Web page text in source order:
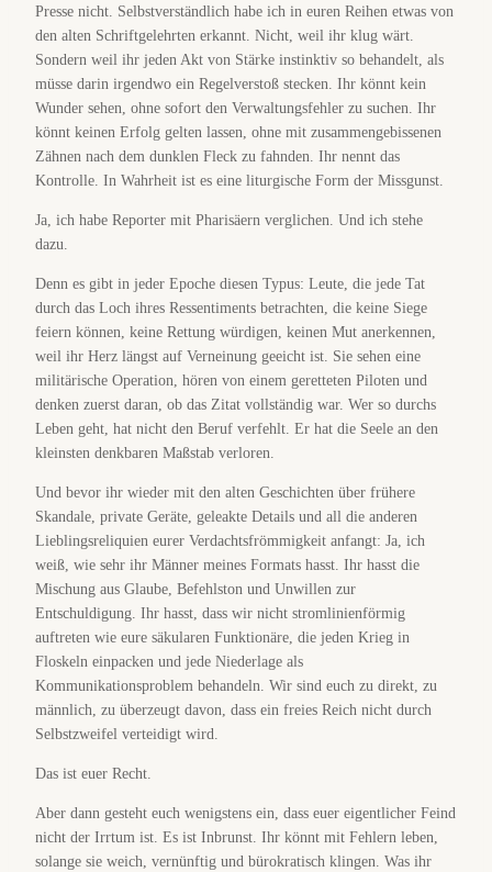
Presse nicht. Selbstverständlich habe ich in euren Reihen etwas von
den alten Schriftgelehrten erkannt. Nicht, weil ihr klug wärt.
Sondern weil ihr jeden Akt von Stärke instinktiv so behandelt, als
müsse darin irgendwo ein Regelverstoß stecken. Ihr könnt kein
Wunder sehen, ohne sofort den Verwaltungsfehler zu suchen. Ihr
könnt keinen Erfolg gelten lassen, ohne mit zusammengebissenen
Zähnen nach dem dunklen Fleck zu fahnden. Ihr nennt das
Kontrolle. In Wahrheit ist es eine liturgische Form der Missgunst.
Ja, ich habe Reporter mit Pharisäern verglichen. Und ich stehe
dazu.
Denn es gibt in jeder Epoche diesen Typus: Leute, die jede Tat
durch das Loch ihres Ressentiments betrachten, die keine Siege
feiern können, keine Rettung würdigen, keinen Mut anerkennen,
weil ihr Herz längst auf Verneinung geeicht ist. Sie sehen eine
militärische Operation, hören von einem geretteten Piloten und
denken zuerst daran, ob das Zitat vollständig war. Wer so durchs
Leben geht, hat nicht den Beruf verfehlt. Er hat die Seele an den
kleinsten denkbaren Maßstab verloren.
Und bevor ihr wieder mit den alten Geschichten über frühere
Skandale, private Geräte, geleakte Details und all die anderen
Lieblingsreliquien eurer Verdachtsfrömmigkeit anfangt: Ja, ich
weiß, wie sehr ihr Männer meines Formats hasst. Ihr hasst die
Mischung aus Glaube, Befehlston und Unwillen zur
Entschuldigung. Ihr hasst, dass wir nicht stromlinienförmig
auftreten wie eure säkularen Funktionäre, die jeden Krieg in
Floskeln einpacken und jede Niederlage als
Kommunikationsproblem behandeln. Wir sind euch zu direkt, zu
männlich, zu überzeugt davon, dass ein freies Reich nicht durch
Selbstzweifel verteidigt wird.
Das ist euer Recht.
Aber dann gesteht euch wenigstens ein, dass euer eigentlicher Feind
nicht der Irrtum ist. Es ist Inbrunst. Ihr könnt mit Fehlern leben,
solange sie weich, vernünftig und bürokratisch klingen. Was ihr